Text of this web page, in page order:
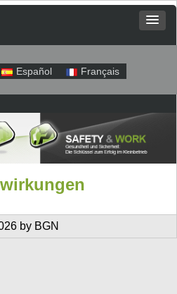
Español
Français
by BGN